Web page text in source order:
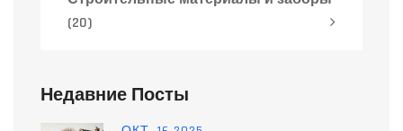
(20)
Недавние Посты